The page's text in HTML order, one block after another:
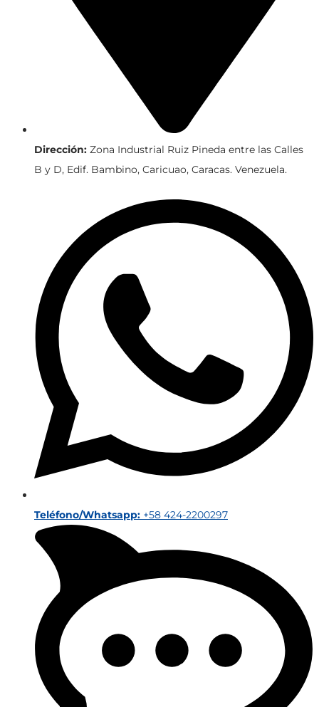
Dirección: Zona Industrial Ruiz Pineda entre las Calles
B y D, Edif. Bambino, Caricuao, Caracas. Venezuela.
Teléfono/Whatsapp: +58 424-2200297